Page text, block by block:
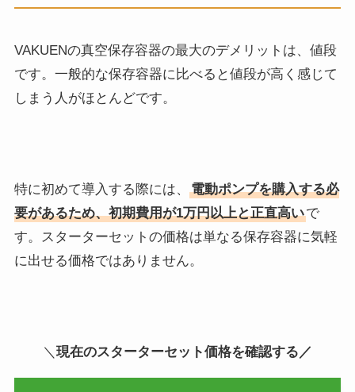
VAKUENの真空保存容器の最大のデメリットは、値段
です。一般的な保存容器に比べると値段が高く感じて
しまう人がほとんどです。
特に初めて導入する際には、
電動ポンプを購入する必
要があるため、初期費用が1万円以上と正直高いで
す。スターターセットの価格は単なる保存容器に気軽
に出せる価格ではありません。
＼ 現在のスターターセット価格を確認する／